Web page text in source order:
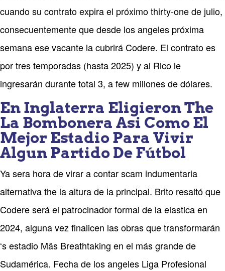
cuando su contrato expira el próximo thirty-one de julio,
consecuentemente que desde los angeles próxima
semana ese vacante la cubrirá Codere. El contrato es
por tres temporadas (hasta 2025) y al Rico le
ingresarán durante total 3, a few millones de dólares.
En Inglaterra Eligieron The
La Bombonera Asi Como El
Mejor Estadio Para Vivir
Algun Partido De Fútbol
Ya sera hora de virar a contar scam indumentaria
alternativa the la altura de la principal. Brito resaltó que
Codere será el patrocinador formal de la elastica en
2024, alguna vez finalicen las obras que transformarán
‘s estadio Mâs Breathtaking en el más grande de
Sudamérica. Fecha de los angeles Liga Profesional